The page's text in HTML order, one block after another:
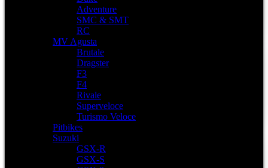
Adventure
SMC & SMT
RC
MV Agusta
Brutale
Dragster
F3
F4
Rivale
Superveloce
Turismo Veloce
Pitbikes
Suzuki
GSX-R
GSX-S